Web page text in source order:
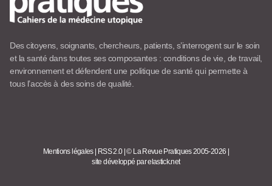
Des citoyens, soignants, chercheurs, patients, s’interrogent sur le soin
et la santé dans toutes ses composantes : conditions de vie, de travail,
environnement et défendent une politique de santé qui permette à
tous l’accès à des soins de qualité.
Mentions légales RSS 2.0 |© La Revue Pratiques 2005-2026
site développé par elastick.net